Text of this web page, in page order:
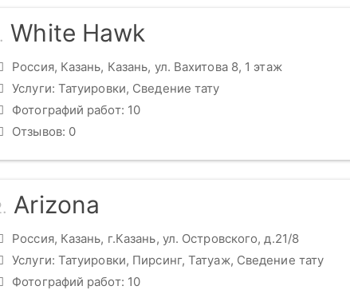
White Hawk
Россия, Казань, Казань, ул. Вахитова 8, 1 этаж
Услуги: Татуировки, Сведение тату
Фотографий работ: 10
Отзывов: 0
Arizona
Россия, Казань, г.Казань, ул. Островского, д.21/8
Услуги: Татуировки, Пирсинг, Татуаж, Сведение тату
Фотографий работ: 10